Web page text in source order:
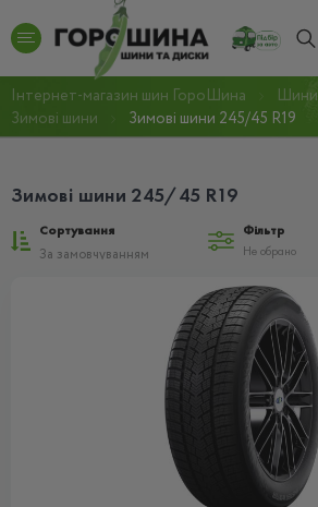
Інтернет-магазин шин ГороШина
Шини
Зимові шини
Зимові шини 245/45 R19
Зимові шини 245/45 R19
Сортування
Фільтр
Не обрано